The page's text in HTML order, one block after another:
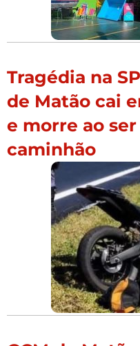
Tragédia na
de Matão cai
e morre ao
caminhão